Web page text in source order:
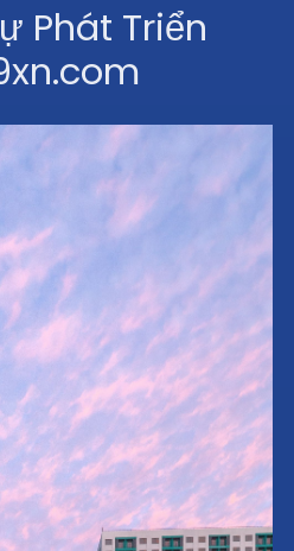
Phát Triển